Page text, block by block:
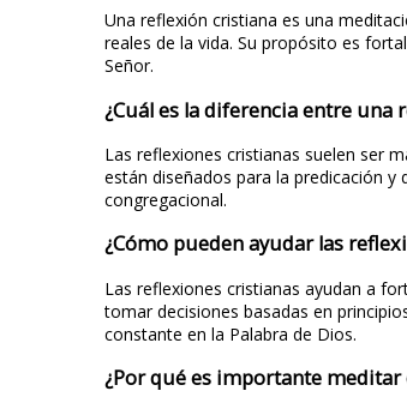
Una reflexión cristiana es una
reales de la vida. Su propósito es
Señor.
¿Cuál es la diferencia entre
Las reflexiones cristianas suelen ser
están diseñados para la predicación
congregacional.
¿Cómo pueden ayudar las
Las reflexiones cristianas ayudan a
tomar decisiones basadas en
constante en la Palabra de Dios.
¿Por qué es importante meditar